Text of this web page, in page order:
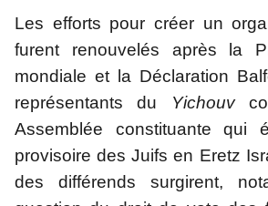
Les efforts pour créer un
furent renouvelés après la
mondiale et la Déclaration
représentants du
Yichouv
Assemblée constituante qui
provisoire des Juifs en Eretz
des différends surgirent,